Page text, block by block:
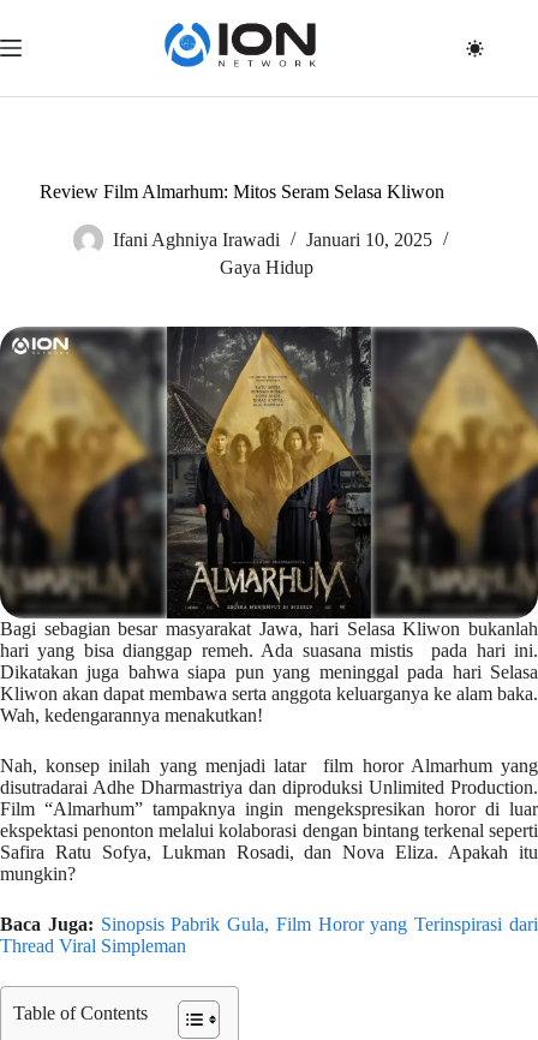
content
Review Film Almarhum: Mitos Seram Selasa Kliwon
Ifani Aghniya Irawadi
Januari 10, 2025
Gaya Hidup
Bagi sebagian besar masyarakat Jawa, hari Selasa Kliwon bukanlah
hari yang bisa dianggap remeh. Ada suasana mistis pada hari ini.
Dikatakan juga bahwa siapa pun yang meninggal pada hari Selasa
Kliwon akan dapat membawa serta anggota keluarganya ke alam baka.
Wah, kedengarannya menakutkan!
Nah, konsep inilah yang menjadi latar film horor Almarhum yang
disutradarai Adhe Dharmastriya dan diproduksi Unlimited Production.
Film “Almarhum” tampaknya ingin mengekspresikan horor di luar
ekspektasi penonton melalui kolaborasi dengan bintang terkenal seperti
Safira Ratu Sofya, Lukman Rosadi, dan Nova Eliza. Apakah itu
mungkin?
Baca Juga: Sinopsis Pabrik Gula, Film Horor yang Terinspirasi dari
Thread Viral Simpleman
Table of Contents